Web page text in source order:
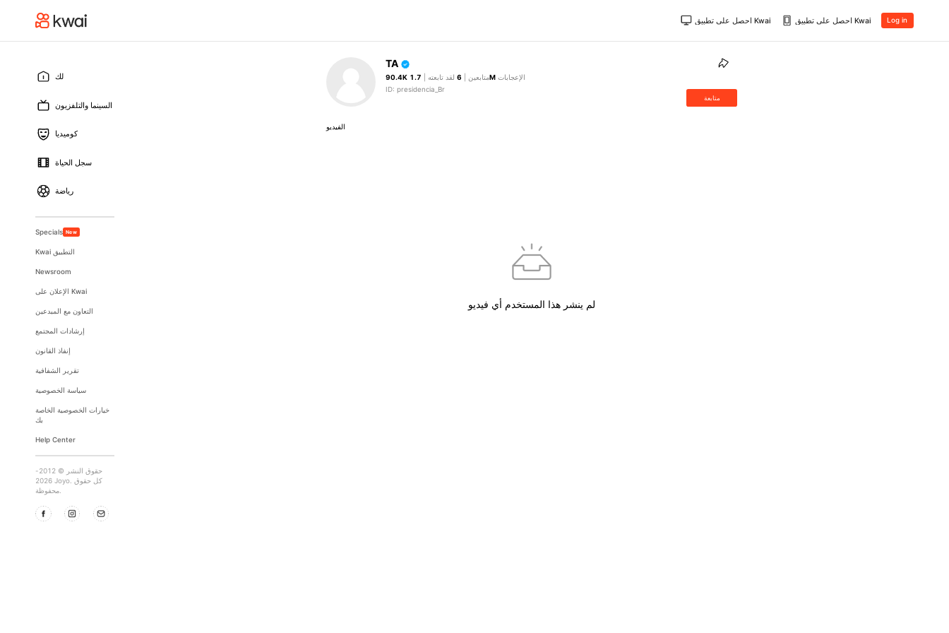
احصل على تطبيق Kwai احصل على تطبيق Kwai Log in
لك
السينما والتلفزيون
كوميديا
سجل الحياة
رياضة
Specials New
Kwai التطبيق
Newsroom
الإعلان على Kwai
التعاون مع المبدعين
إرشادات المجتمع
إنفاذ القانون
تقرير الشفافية
سياسة الخصوصية
خيارات الخصوصية الخاصة
بك
Help Center
حقوق النشر © 2012-
2026 Joyo. كل حقوق
TA
90.4K متابعين | 6لقد تابعته | 1.7M الإعجابات
ID: presidencia_Br
متابعة
الفيديو
لم ينشر هذا المستخدم أي فيديو